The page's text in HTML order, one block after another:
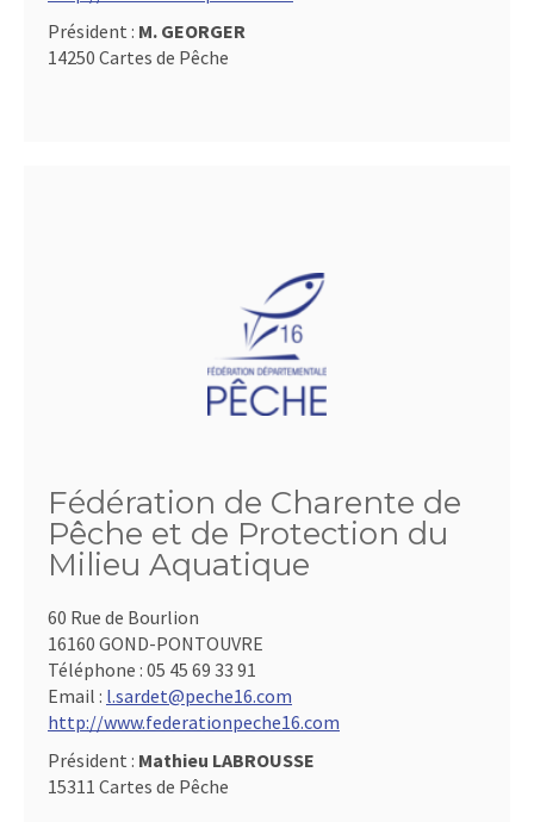
Président : M. GEORGER
14250 Cartes de Pêche
Fédération de Charente de
Pêche et de Protection du
Milieu Aquatique
60 Rue de Bourlion
16160 GOND-PONTOUVRE
Téléphone : 05 45 69 33 91
Email : l.sardet@peche16.com
http://www.federationpeche16.com
Président : Mathieu LABROUSSE
15311 Cartes de Pêche